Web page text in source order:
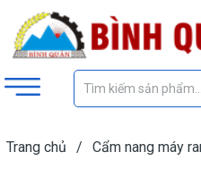
Trang chủ / Cẩm nang máy